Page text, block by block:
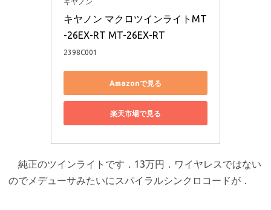
キヤノン マクロツインライトMT
-26EX-RT MT-26EX-RT
2398C001
Amazonで見る
楽天市場で見る
純正のツインライトです．13万円．ワイヤレスではない
のでメデューサみたいにスパイラルシンクロコードが．